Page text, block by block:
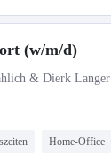
(w/m/d)
& Dierk Langer
Home-Office